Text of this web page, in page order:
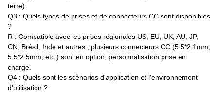
terre).​
Q3 : Quels types de prises et de connecteurs CC sont disponibles
?
R : Compatible avec les prises régionales US, EU, UK, AU, JP,
CN, Brésil, Inde et autres ; plusieurs connecteurs CC (5.5*2.1mm,
5.5*2.5mm, etc.) sont en option, personnalisation prise en
charge.​
Q4 : Quels sont les scénarios d'application et l'environnement
d'utilisation ?